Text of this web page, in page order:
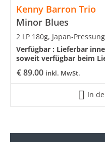
Kenny Barron Trio
Minor Blues
€89.00 inkl. MwSt.
2 LP 180g, Japan-
Verfügbar : Lieferbar
soweit verfügbar beim
In